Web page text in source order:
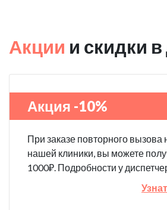
Акции и скидки
Акция -10%
При заказе повторного вызова
нашей клиники, вы можете
1000₽. Подробности у